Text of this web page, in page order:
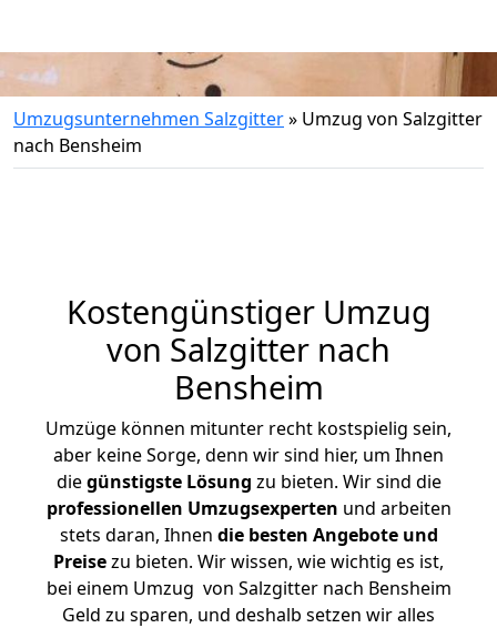
Umzugsunternehmen Salzgitter» Umzug von Salzgitter
nach Bensheim
Kostengünstiger Umzug
von Salzgitter nach
Bensheim
Umzüge können mitunter recht kostspielig sein,
aber keine Sorge, denn wir sind hier, um Ihnen
diegünstigste Lösung zu bieten. Wir sind die
professionellen Umzugsexperten und arbeiten
stets daran, Ihnen die besten Angebote und
Preisezu bieten. Wir wissen, wie wichtig es ist,
bei einem Umzug von Salzgitter nach Bensheim
Geld zu sparen, und deshalb setzen wir alles